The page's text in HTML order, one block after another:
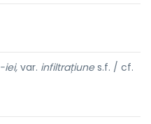
-iei, var. infiltrațiunes.f. / cf.